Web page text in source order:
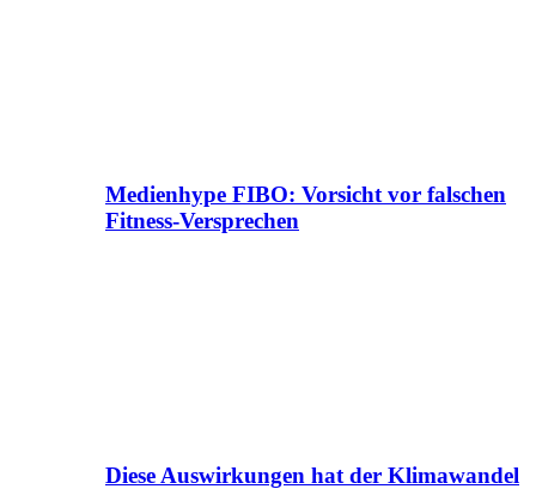
Medienhype FIBO: Vorsicht vor falschen
Fitness-Versprechen
Diese Auswirkungen hat der Klimawandel